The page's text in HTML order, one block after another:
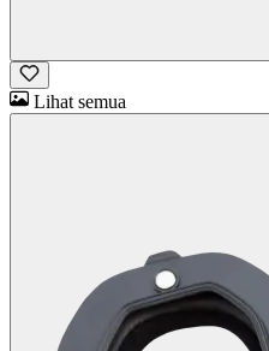
Lihat semua